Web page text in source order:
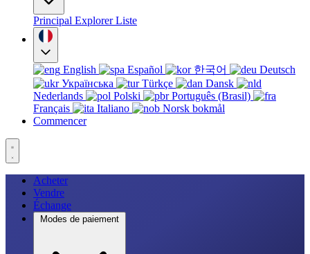
Principal ExplorerListe
English Español 한국어
Deutsch
Українська
Türkçe
Dansk
Nederlands
Polski
Português (Brasil)
Français
Italiano
Norsk bokmål
Commencer
Acheter
Vendre
Échange
Modes de paiement